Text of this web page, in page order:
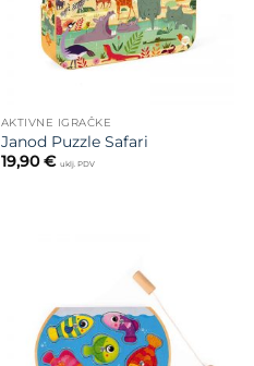
AKTIVNE IGRAČKE
Janod Puzzle Safari
19,90€ uklj. PDV